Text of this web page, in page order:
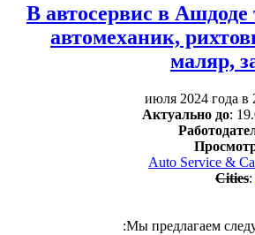
В автосервис в Ашдоде
автомеханик,
маляр,
Актуально до:
Auto Service &
Cities:
Мы предлагаем